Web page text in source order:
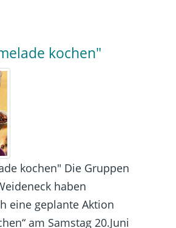
kochen"
kochen" Die Gruppen
haben
eine geplante Aktion
am Samstag 20.Juni